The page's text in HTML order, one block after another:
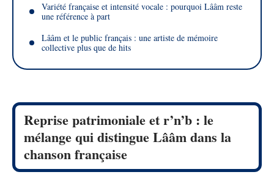
Variété française et intensité vocale : pourquoi Lââm reste
une référence à part
Lââm et le public français : une artiste de mémoire
collective plus que de hits
Reprise patrimoniale et r’n’b : le
mélange qui distingue Lââm dans la
chanson française